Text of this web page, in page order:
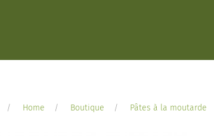
Home Boutique Pâtes à la moutarde